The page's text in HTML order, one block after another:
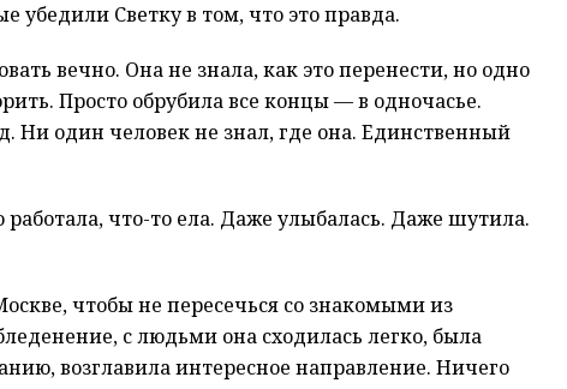
убедили Светку в том, что это правда.
вечно. Она не знала, как это перенести, но одно
Просто обрубила все концы — в одночасье.
Ни один человек не знал, где она. Единственный
что-то ела. Даже улыбалась. Даже шутила.
чтобы не пересечься со знакомыми из
с людьми она сходилась легко, была
возглавила интересное направление. Ничего